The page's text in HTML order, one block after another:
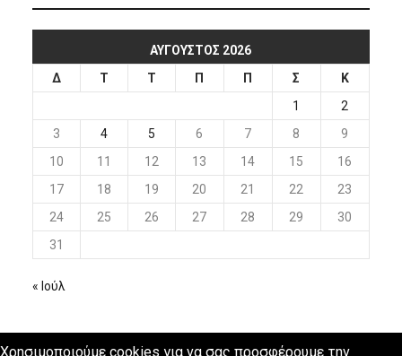
ΑΎΓΟΥΣΤΟΣ 2026
Δ
Τ Τ Π Π Σ
Κ
1
2
3
4 5 6 7 8
9
10
11 12 13 14 15
16
17
18 19 20 21 22
23
24
25 26 27 28 29
30
31
« Ιούλ
Χρησιμοποιούμε cookies για να σας προσφέρουμε την